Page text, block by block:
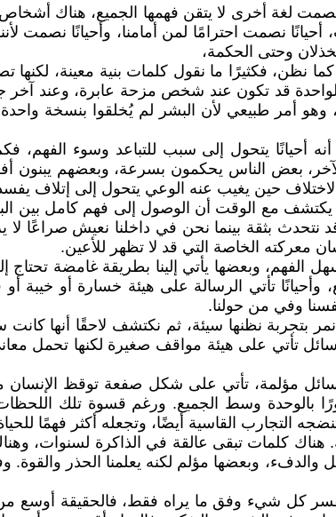
لغة أخرى لا يتقن فهمها الجميع، هناك
نصمت احترامًا لمن أمامنا، وأحيانًا نصمت لأننا
وحتى الحكمة،
نظن، فكثيرًا ما نقول كلمات بنية معينة،
الواحدة قد تكون عند شخص مزحة عابرة، وعند
وهو أمر طبيعي لأن البشر لم يُخلقوا
أنه أحيانًا يتحول إلى سبب للتباعد وسوء
بعض الناس يحكمون بسرعة، وبعضهم يبنون
حين يغيب عنه الوعي يتحول إلى إتلاف
يكتشف مع الوقت أن الوصول إلى فهم كامل بين
نتحدث بثقة بينما نحن في داخلنا نعيش صراعًا
معركته الخاصة التي قد لا تظهر للأعين.
الفهم، وبعضها يأتي إلينا بطريقة غامضة
تأتي الرسالة على هيئة خسارة أو خيبة أو
وفي من حولنا.
بتجربة نظنها سيئة، ثم نكتشف لاحقًا أنها
رسائل تأتي على هيئة مواقف صغيرة لكنها
مؤلمة، تأتي على شكل صفعة توقظ الإنسان
وسط الجميع. ورغم قسوة تلك اللحظات،
التجارب القاسية أيضًا، وتجعله أكثر فهمًا
هناك كلمات تبقى عالقة في الذاكرة لسنوات،
وبعضها مؤلم لكنه يعلمنا الحذر والقوة.
كل شيء وفق ما يراه فقط، فالحقيقة أوسع من